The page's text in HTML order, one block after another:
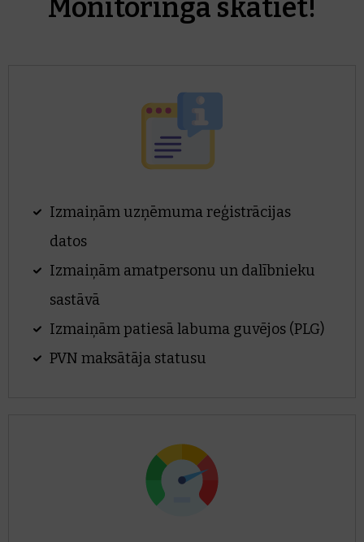
Monitoringā skatiet!
Izmaiņām uzņēmuma reģistrācijas
datos
Izmaiņām amatpersonu un dalībnieku
sastāvā
Izmaiņām patiesā labuma guvējos (PLG)
PVN maksātāja statusu